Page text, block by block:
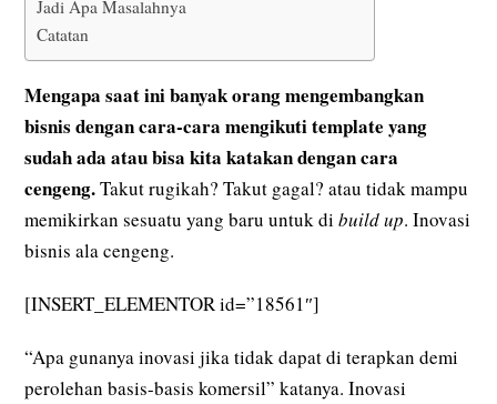
Jadi Apa Masalahnya
Catatan
Mengapa saat ini banyak orang mengembangkan
bisnis dengan cara-cara mengikuti template yang
sudah ada atau bisa kita katakan dengan cara
cengeng.Takut rugikah? Takut gagal? atau tidak mampu
memikirkan sesuatu yang baru untuk dibuild up. Inovasi
bisnis ala cengeng.
[INSERT_ELEMENTOR id=”18561″]
“Apa gunanya inovasi jika tidak dapat di terapkan demi
perolehan basis-basis komersil” katanya. Inovasi